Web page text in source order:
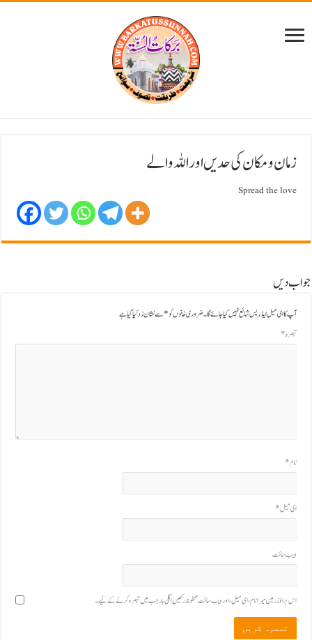
زمان و مکان کی حدیں اور اللہ والے
Spread the love
جواب دیں
آپ کا ای میل ایڈریس شائع نہیں کیا جائے گا۔ضروری خانوں کو*سے نشان زد کیا گیا ہے
تبصرہ*
نام*
ای میل*
ویب‌ سائٹ
اس براؤزر میں میرا نام، ای میل، اور ویب سائٹ محفوظ رکھیں اگلی بار جب میں تبصرہ کرنے کےلیے۔